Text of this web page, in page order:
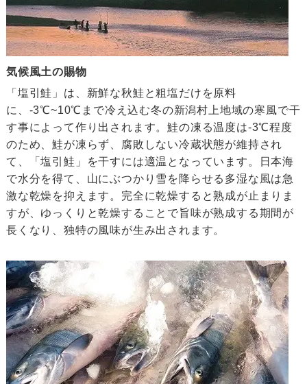
気候風土の賜物
「塩引鮭」は、新鮮な秋鮭と粗塩だけを原料
に、-3℃~10℃まで冷え込む冬の新潟村上地域の寒風で干
す事によって作り出されます。鮭の凍る温度は-3℃程度
のため、鮭が凍らず、腐敗しない冷蔵状態が維持され
て、「塩引鮭」を干すには適温となっています。日本海
で水分を得て、山にぶつかり雪を降らせる多湿な風は急
激な乾燥を抑えます。完全に乾燥すると熟成が止まりま
すが、ゆっくりと乾燥することで旨味が熟成する期間が
長くなり、独特の風味が生み出されます。